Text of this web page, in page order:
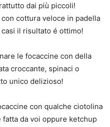
dai più piccoli!
cottura veloce in padella
il risultato é ottimo!
le focaccine con della
croccante, spinaci o
unico delizioso!
con qualche ciotolina
da voi oppure ketchup